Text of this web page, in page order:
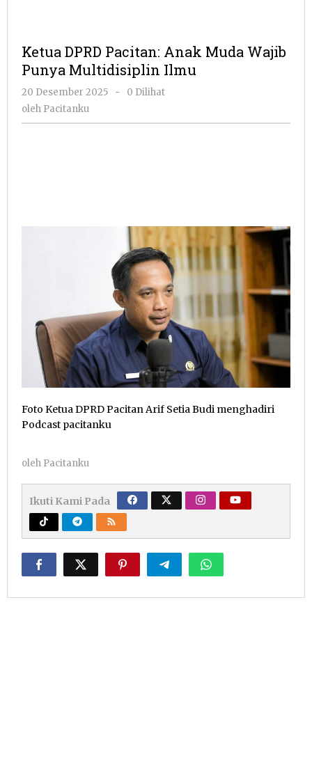
Ketua DPRD Pacitan: Anak Muda Wajib
Punya Multidisiplin Ilmu
20 Desember 2025
oleh
-
0 Dilihat
oleh Pacitanku
Foto Ketua DPRD Pacitan Arif Setia Budi menghadiri
Podcast pacitanku
oleh Pacitanku
Ikuti Kami Pada